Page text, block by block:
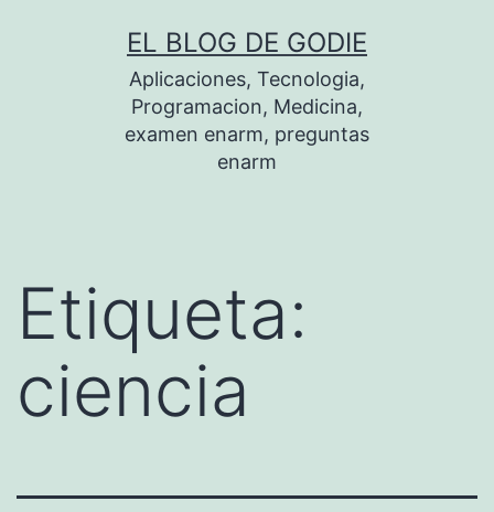
EL BLOG DE GODIE
Aplicaciones, Tecnologia,
Programacion, Medicina,
examen enarm, preguntas
enarm
Etiqueta:
ciencia